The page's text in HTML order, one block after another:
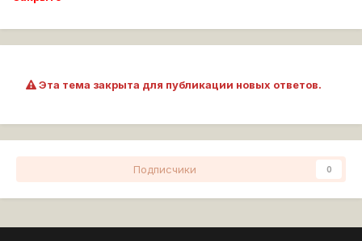
Эта тема закрыта для публикации новых ответов.
Подписчики 0